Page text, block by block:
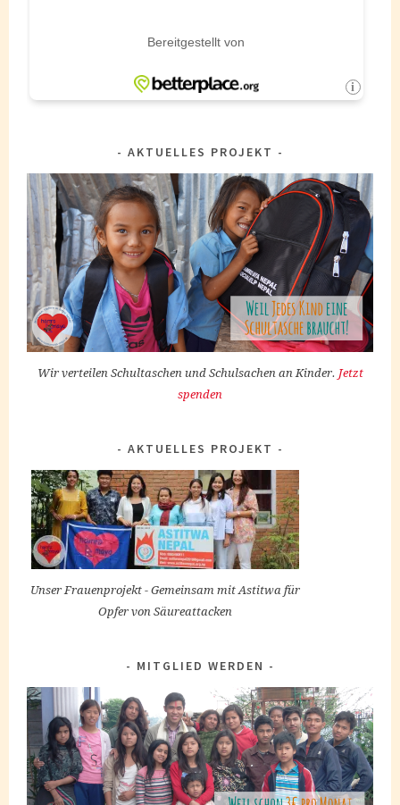
AKTUELLES PROJEKT
Wir verteilen Schultaschen und Schulsachen an Kinder. Jetzt
spenden
AKTUELLES PROJEKT
Unser Frauenprojekt - Gemeinsam mit Astitwa für
Opfer von Säureattacken
MITGLIED WERDEN